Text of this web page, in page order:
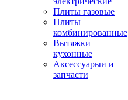
Плиты газовые
Плиты
комбинированные
Вытяжки
кухонные
Аксессуарыи и
запчасти